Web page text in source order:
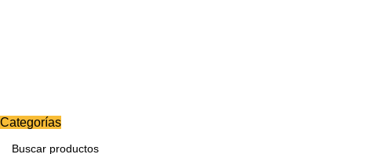
Categorías